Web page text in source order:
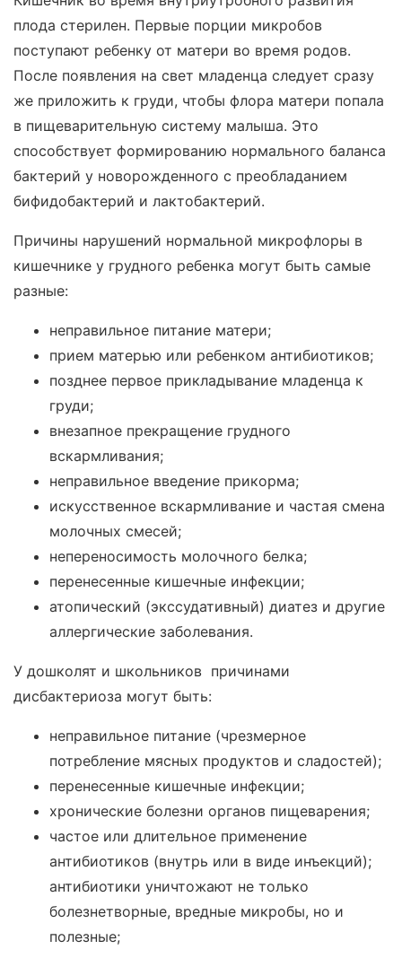
плода стерилен. Первые порции микробов
поступают ребенку от матери во время родов.
После появления на свет младенца следует сразу
же приложить к груди, чтобы флора матери попала
в пищеварительную систему малыша. Это
способствует формированию нормального баланса
бактерий у новорожденного с преобладанием
бифидобактерий и лактобактерий.
Причины нарушений нормальной микрофлоры в
кишечнике у грудного ребенка могут быть самые
разные:
неправильное питание матери;
прием матерью или ребенком антибиотиков;
позднее первое прикладывание младенца к
груди;
внезапное прекращение грудного
вскармливания;
неправильное введение прикорма;
искусственное вскармливание и частая смена
молочных смесей;
непереносимость молочного белка;
перенесенные кишечные инфекции;
атопический (экссудативный) диатез и другие
аллергические заболевания.
У дошколят и школьников причинами
дисбактериоза могут быть:
неправильное питание (чрезмерное
потребление мясных продуктов и сладостей);
перенесенные кишечные инфекции;
хронические болезни органов пищеварения;
частое или длительное применение
антибиотиков (внутрь или в виде инъекций);
антибиотики уничтожают не только
болезнетворные, вредные микробы, но и
полезные;